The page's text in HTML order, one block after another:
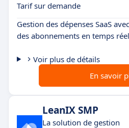
Tarif sur demande
Gestion des dépenses SaaS
des abonnements en temps
Voir plus de détails
En savoir
LeanIX SMP
La solution de gestion